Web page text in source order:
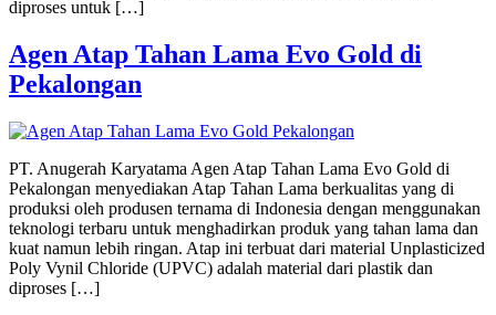
diproses untuk […]
Agen Atap Tahan Lama Evo Gold di
Pekalongan
PT. Anugerah Karyatama Agen Atap Tahan Lama Evo Gold di
Pekalongan menyediakan Atap Tahan Lama berkualitas yang di
produksi oleh produsen ternama di Indonesia dengan menggunakan
teknologi terbaru untuk menghadirkan produk yang tahan lama dan
kuat namun lebih ringan. Atap ini terbuat dari material Unplasticized
Poly Vynil Chloride (UPVC) adalah material dari plastik dan
diproses […]